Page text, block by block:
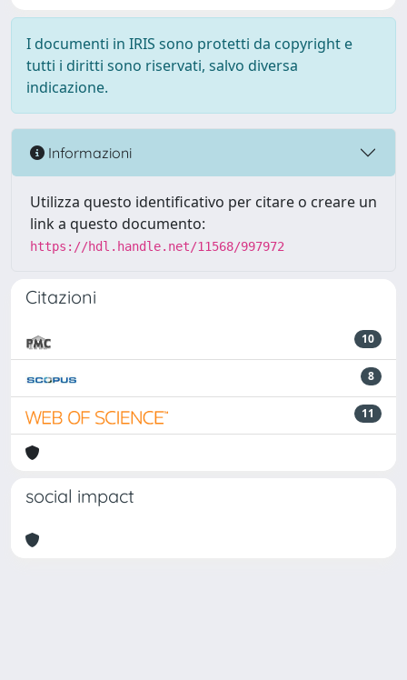
I documenti in IRIS sono protetti da copyright e
tutti i diritti sono riservati, salvo diversa
indicazione.
Informazioni
Utilizza questo identificativo per citare o creare un
link a questo documento:
https://hdl.handle.net/11568/997972
Citazioni
10
8
11
social impact